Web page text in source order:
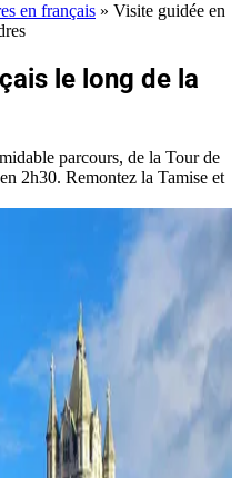
en français » Visite guidée en
le long de la
parcours, de la Tour de
2h30. Remontez la Tamise et